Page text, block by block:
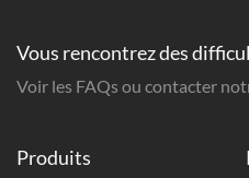
Produits
Vous rencontrez des
Voir les FAQs ou contacter